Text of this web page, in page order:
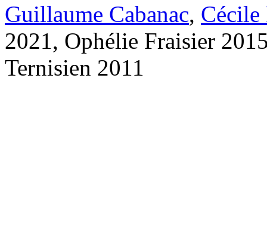
Guillaume Cabanac, Cécile
2021, Ophélie Fraisier
Ternisien 2011